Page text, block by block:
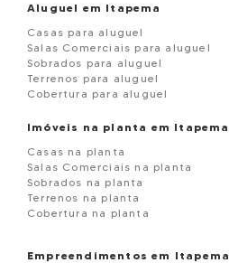
Aluguel em Itapema
Casas para aluguel
Salas Comerciais para aluguel
Sobrados para aluguel
Terrenos para aluguel
Cobertura para aluguel
Imóveis na planta em Itapema
Casas na planta
Salas Comerciais na planta
Sobrados na planta
Terrenos na planta
Cobertura na planta
Empreendimentos em Itapema